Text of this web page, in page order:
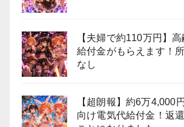
【夫婦で約110万円】
給付金がもらえます！
なし
【超朗報】約6万4,000
向け電気代給付金！返